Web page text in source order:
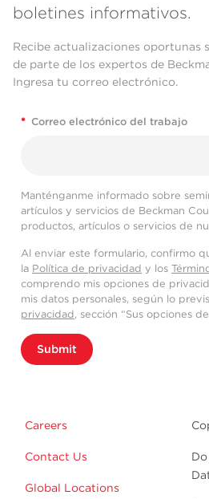
boletines informativos.
Recibe actualizaciones oportunas
de parte de los expertos de
Ingresa tu correo electrónico.
* Correo electrónico del trabajo
Manténganme informado sobre
artículos y servicios de Beckman
productos, artículos o servicios de
Al enviar este formulario, confirmo
la Política de privacidad y los
comprendo mis opciones de
mis datos personales, según lo
privacidad, sección “Sus opciones
Submit
Careers
Contact Us
Global Locations